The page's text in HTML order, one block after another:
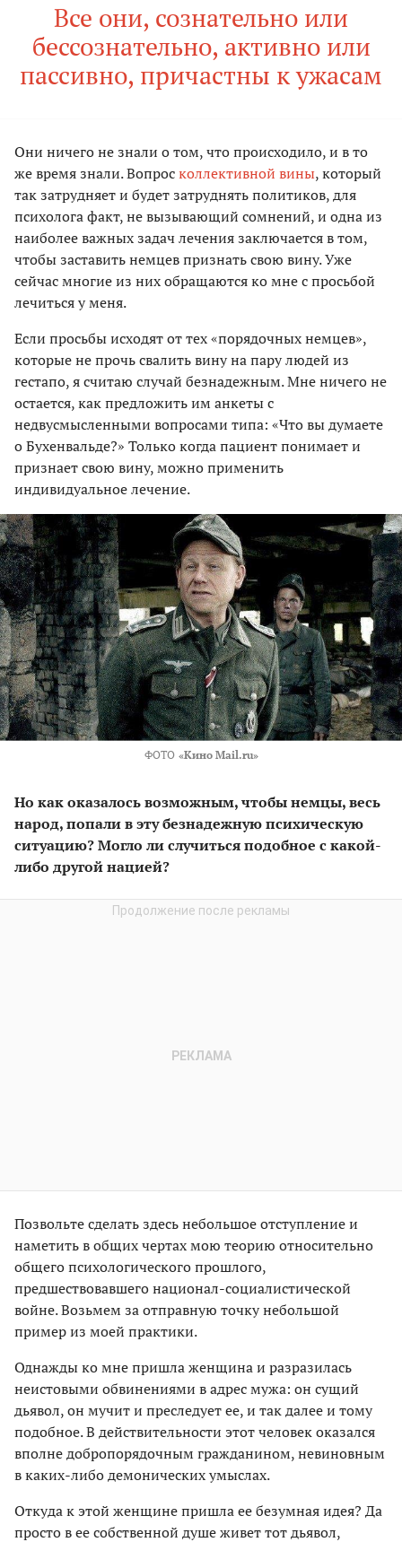
Все они, сознательно или
бессознательно, активно или
пассивно, причастны к ужасам
Они ничего не знали о том, что происходило, и в то
же время знали. Вопросколлективной вины, который
так затрудняет и будет затруднять политиков, для
психолога факт, не вызывающий сомнений, и одна из
наиболее важных задач лечения заключается в том,
чтобы заставить немцев признать свою вину. Уже
сейчас многие из них обращаются ко мне с просьбой
лечиться у меня.
Если просьбы исходят от тех «порядочных немцев»,
которые не прочь свалить вину на пару людей из
гестапо, я считаю случай безнадежным. Мне ничего не
остается, как предложить им анкеты с
недвусмысленными вопросами типа: «Что вы думаете
о Бухенвальде?» Только когда пациент понимает и
признает свою вину, можно применить
индивидуальное лечение.
ФОТО «Кино Mail.ru»
Но как оказалось возможным, чтобы немцы, весь
народ, попали в эту безнадежную психическую
ситуацию? Могло ли случиться подобное с какой-
либо другой нацией?
Позвольте сделать здесь небольшое отступление и
наметить в общих чертах мою теорию относительно
общего психологического прошлого,
предшествовавшего национал-социалистической
войне. Возьмем за отправную точку небольшой
пример из моей практики.
Однажды ко мне пришла женщина и разразилась
неистовыми обвинениями в адрес мужа: он сущий
дьявол, он мучит и преследует ее, и так далее и тому
подобное. В действительности этот человек оказался
вполне добропорядочным гражданином, невиновным
в каких-либо демонических умыслах.
Откуда к этой женщине пришла ее безумная идея? Да
просто в ее собственной душе живет тот дьявол,